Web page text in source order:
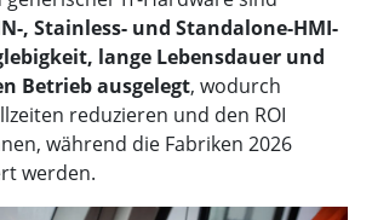
, Stainless- und Standalone-HMI-
lange Lebensdauer und
Betrieb ausgelegt, wodurch
reduzieren und den ROI
während die Fabriken 2026
werden.